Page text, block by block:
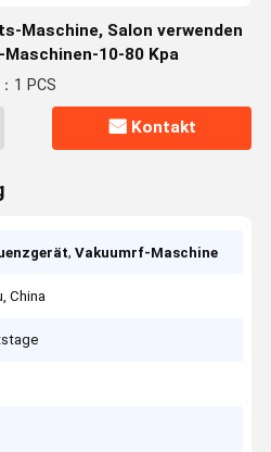
Maschine, Salon verwenden
10-80 Kpa
1 PCS
Kontakt
,Vakuumrf-Maschine
China